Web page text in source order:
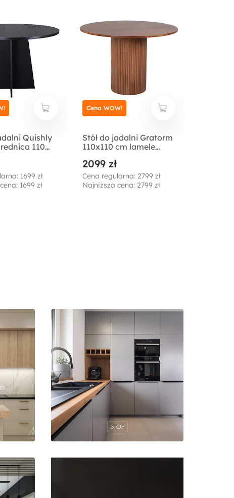
Quishly
110
1699 zł
1699 zł
Stół do jadalni Gratorm
110x110 cm lamele
2099 zł
Cena regularna: 2799 zł
Najniższa cena: 2799 zł
Cena WOW!